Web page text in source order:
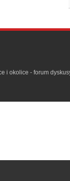
i okolice - forum